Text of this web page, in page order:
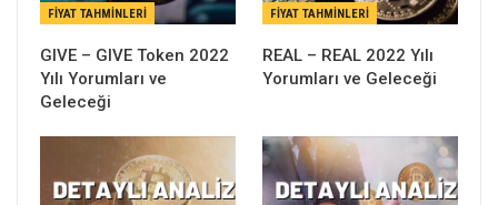
FIYAT TAHMINLERI
GIVE – GIVE Token 2022
Yılı Yorumları ve
Geleceği
FIYAT TAHMINLERI
REAL – REAL 2022 Yılı
Yorumları ve Geleceği